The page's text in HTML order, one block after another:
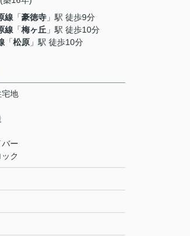
線 「豪徳寺 」駅 徒歩9分
線 「梅ヶ丘 」駅 徒歩10分
「松原 」駅 徒歩10分
宅地
ー
ク